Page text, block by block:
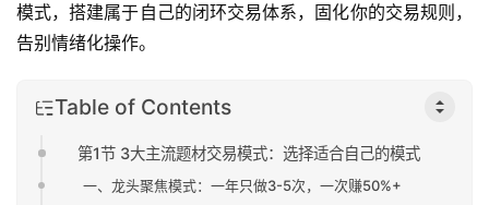
模式，搭建属于自己的闭环交易体系，固化你的交易规则，
告别情绪化操作。
Table of Contents
第1节 3大主流题材交易模式：选择适合自己的模式
一、龙头聚焦模式：一年只做3-5次，一次赚50%+